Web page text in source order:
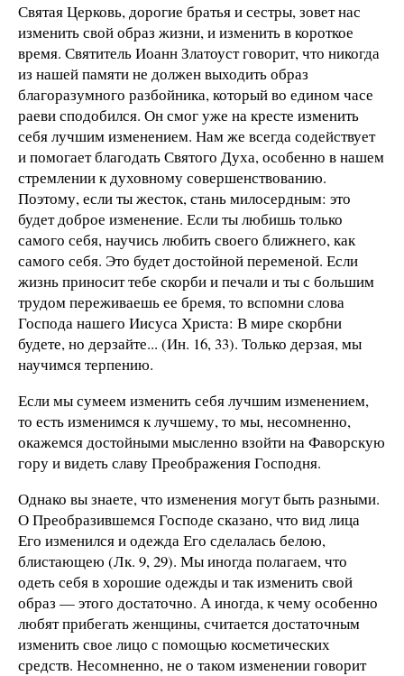
Святая Церковь, дорогие братья и сестры, зовет нас
изменить свой образ жизни, и изменить в короткое
время. Святитель Иоанн Златоуст говорит, что никогда
из нашей памяти не должен выходить образ
благоразумного разбойника, который во едином часе
раеви сподобился. Он смог уже на кресте изменить
себя лучшим изменением. Нам же всегда содействует
и помогает благодать Святого Духа, особенно в нашем
стремлении к духовному совершенствованию.
Поэтому, если ты жесток, стань милосердным: это
будет доброе изменение. Если ты любишь только
самого себя, научись любить своего ближнего, как
самого себя. Это будет достойной переменой. Если
жизнь приносит тебе скорби и печали и ты с большим
трудом переживаешь ее бремя, то вспомни слова
Господа нашего Иисуса Христа: В мире скорбни
будете, но дерзайте... (Ин. 16, 33). Только дерзая, мы
научимся терпению.
Если мы сумеем изменить себя лучшим изменением,
то есть изменимся к лучшему, то мы, несомненно,
окажемся достойными мысленно взойти на Фаворскую
гору и видеть славу Преображения Господня.
Однако вы знаете, что изменения могут быть разными.
О Преобразившемся Господе сказано, что вид лица
Его изменился и одежда Его сделалась белою,
блистающею (Лк. 9, 29). Мы иногда полагаем, что
одеть себя в хорошие одежды и так изменить свой
образ — этого достаточно. А иногда, к чему особенно
любят прибегать женщины, считается достаточным
изменить свое лицо с помощью косметических
средств. Несомненно, не о таком изменении говорит